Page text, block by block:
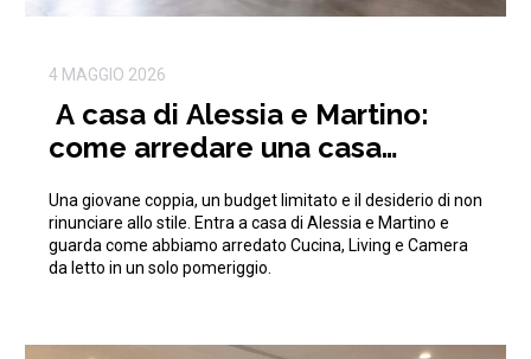
4 MAGGIO 2026
A casa di Alessia e Martino:
come arredare una casa
Una giovane coppia, un budget limitato e il desiderio di non
rinunciare allo stile. Entra a casa di Alessia e Martino e
guarda come abbiamo arredato Cucina, Living e Camera
da letto in un solo pomeriggio.